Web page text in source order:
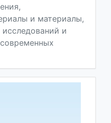
и материалы,
и